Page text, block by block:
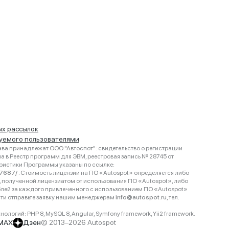
рассылок
пользователями
принадлежат ООО "Автоспот": свидетельство о регистрации
Реестр программ для ЭВМ, реестровая запись № 28745 от
Программы указаны по ссылке:
. Стоимость лицензии на ПО «Autospot» определяется либо
полученной лицензиатом от использования ПО «Autospot», либо
за каждого привлеченного с использованием ПО «Autospot»
отправьте заявку нашим менеджерам info@autospot.ru, тел.
PHP 8, MySQL 8, Angular, Symfony framework, Yii2 framework.
Дзен© 2013–2026 Autospot